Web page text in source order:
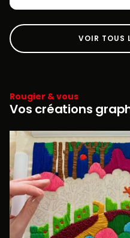
VOIR TOUS
Rougier & vous
Vos créations